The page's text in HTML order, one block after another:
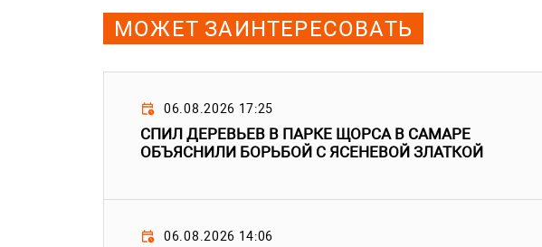
МОЖЕТ ЗАИНТЕРЕСОВАТЬ
06.08.2026 17:25
СПИЛ ДЕРЕВЬЕВ В ПАРКЕ ЩОРСА В САМАРЕ
ОБЪЯСНИЛИ БОРЬБОЙ С ЯСЕНЕВОЙ ЗЛАТКОЙ
06.08.2026 14:06